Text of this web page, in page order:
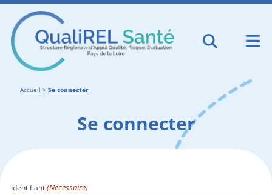
Accueil > Se connecter
Se connecter
Identifiant(Nécessaire)